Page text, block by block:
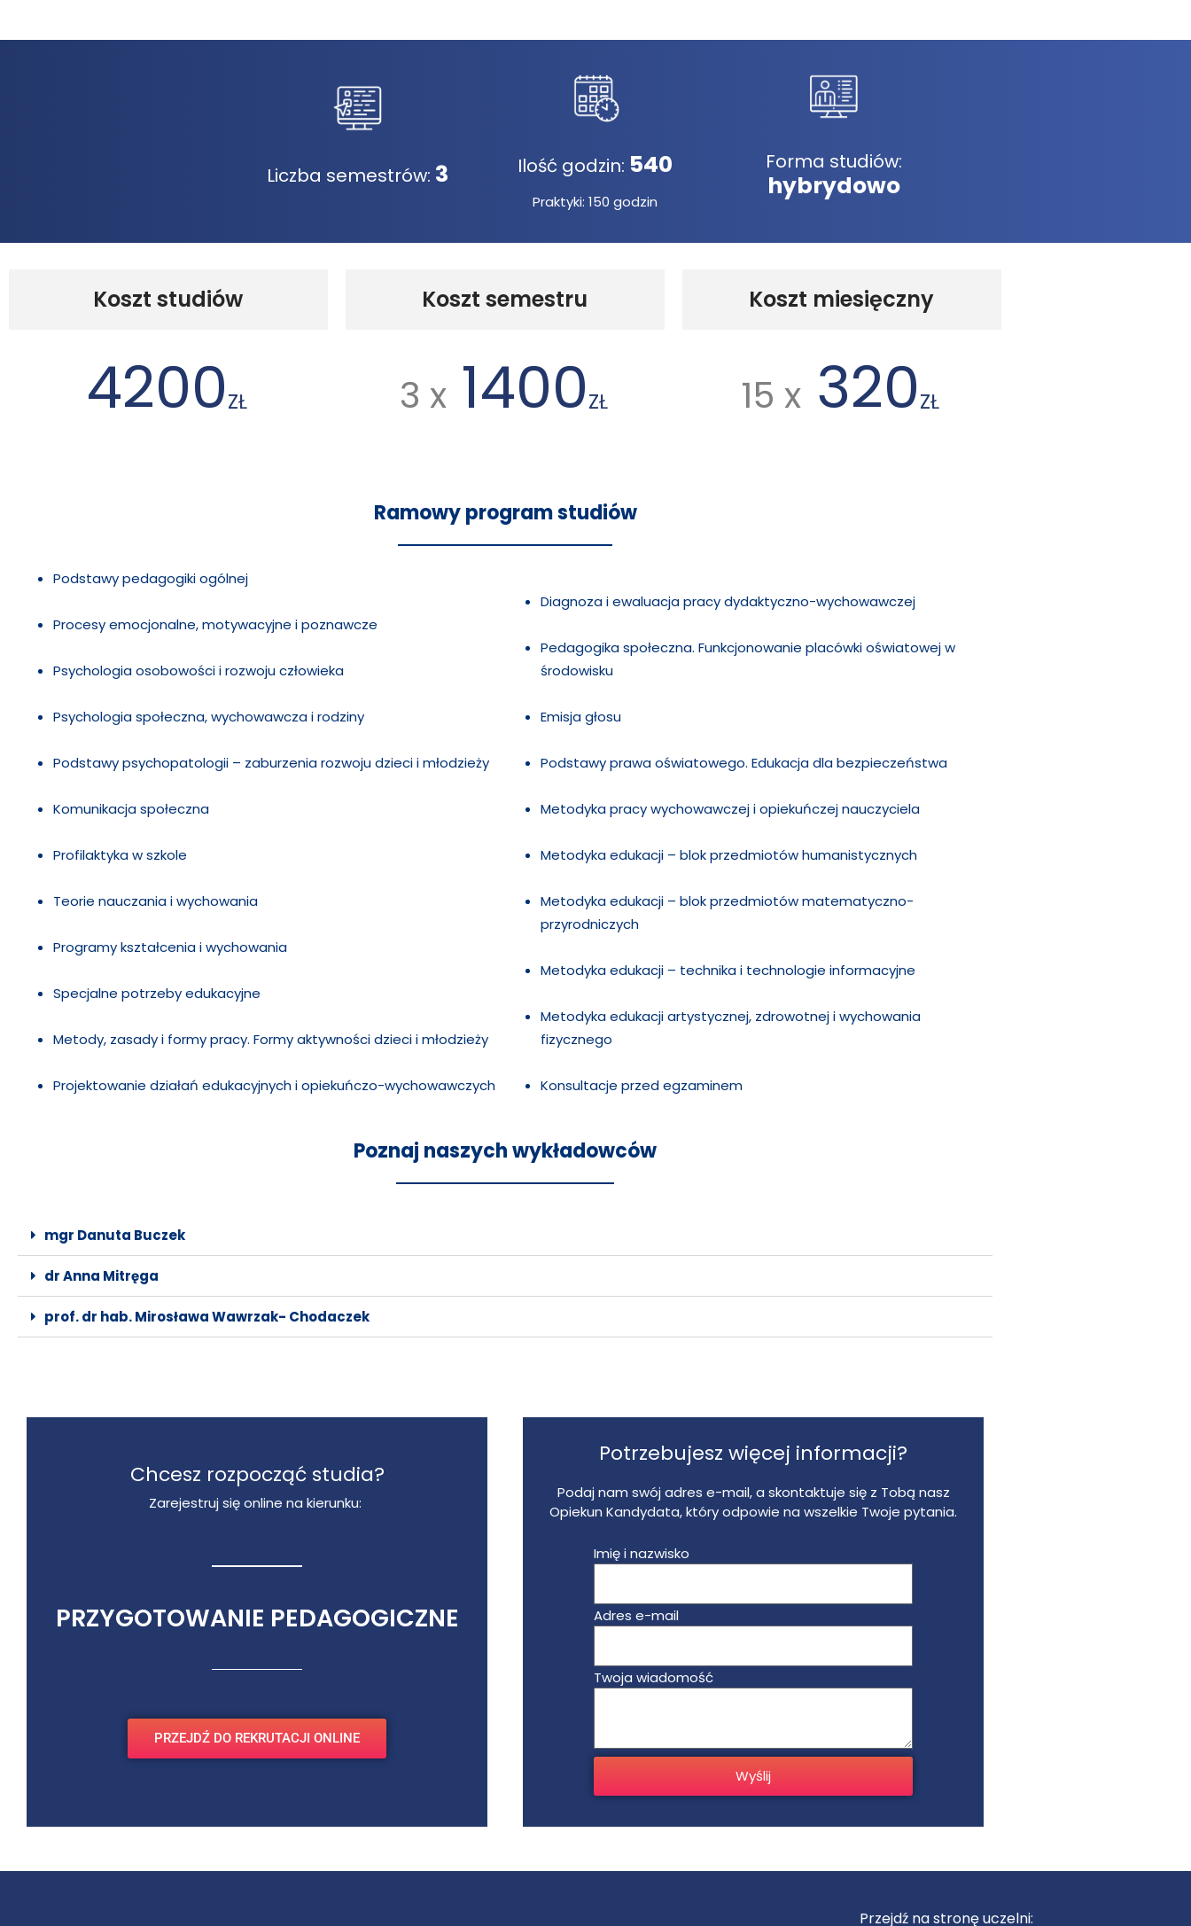
Liczba semestrów: 3 Ilość godzin: 540
Praktyki: 150 godzin
Forma studiów:
hybrydowo
Koszt studiów
4200ZŁ
Koszt semestru
3 x1400ZŁ
Koszt miesięczny
15 x 320ZŁ
Ramowy program studiów
Podstawy pedagogiki ogólnej
Procesy emocjonalne, motywacyjne i poznawcze
Psychologia osobowości i rozwoju człowieka
Psychologia społeczna, wychowawcza i rodziny
Podstawy psychopatologii – zaburzenia rozwoju dzieci i młodzieży
Komunikacja społeczna
Profilaktyka w szkole
Teorie nauczania i wychowania
Programy kształcenia i wychowania
Specjalne potrzeby edukacyjne
Metody, zasady i formy pracy. Formy aktywności dzieci i młodzieży
Projektowanie działań edukacyjnych i opiekuńczo-wychowawczych
Diagnoza i ewaluacja pracy dydaktyczno-wychowawczej
Pedagogika społeczna. Funkcjonowanie placówki oświatowej w
środowisku
Emisja głosu
Podstawy prawa oświatowego. Edukacja dla bezpieczeństwa
Metodyka pracy wychowawczej i opiekuńczej nauczyciela
Metodyka edukacji – blok przedmiotów humanistycznych
Metodyka edukacji – blok przedmiotów matematyczno-
przyrodniczych
Metodyka edukacji – technika i technologie informacyjne
Metodyka edukacji artystycznej, zdrowotnej i wychowania
fizycznego
Konsultacje przed egzaminem
Poznaj naszych wykładowców
mgr Danuta Buczek
dr Anna Mitręga
prof. dr hab. Mirosława Wawrzak- Chodaczek
Chcesz rozpocząć studia?
Zarejestruj się online na kierunku:
PRZYGOTOWANIE PEDAGOGICZNE
PRZEJDŹ DO REKRUTACJI ONLINE
Potrzebujesz więcej informacji?
Podaj nam swój adres e-mail, a skontaktuje się z Tobą nasz
Opiekun Kandydata, który odpowie na wszelkie Twoje pytania.
Imię i nazwisko
Adres e-mail
Twoja wiadomość
Przejdź na stronę uczelni: